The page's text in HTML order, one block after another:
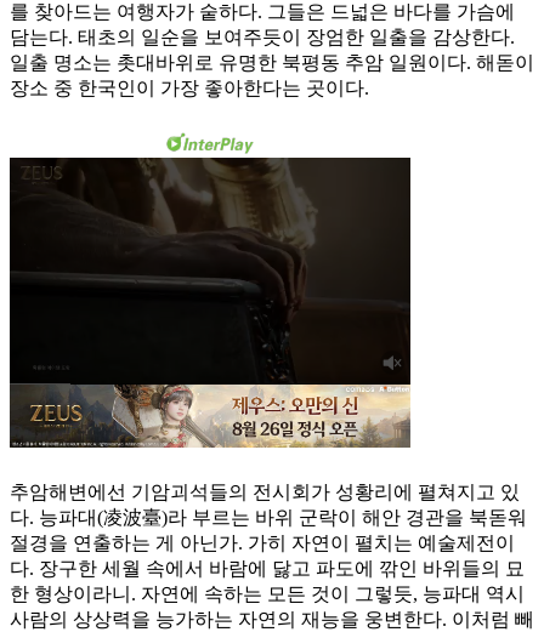
를 찾아드는 여행자가 숱하다. 그들은 드넓은 바다를 가슴에
담는다. 태초의 일순을 보여주듯이 장엄한 일출을 감상한다.
일출 명소는 촛대바위로 유명한 북평동 추암 일원이다. 해돋이
장소 중 한국인이 가장 좋아한다는 곳이다.
추암해변에선 기암괴석들의 전시회가 성황리에 펼쳐지고 있
다. 능파대(凌波臺)라 부르는 바위 군락이 해안 경관을 북돋워
절경을 연출하는 게 아닌가. 가히 자연이 펼치는 예술제전이
다. 장구한 세월 속에서 바람에 닳고 파도에 깎인 바위들의 묘
한 형상이라니. 자연에 속하는 모든 것이 그렇듯, 능파대 역시
사람의 상상력을 능가하는 자연의 재능을 웅변한다. 이처럼 빼